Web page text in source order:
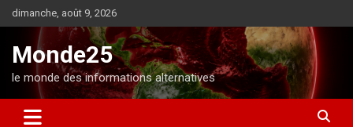
l
dimanche, août 9, 2026
Monde25
le monde des informations alternatives